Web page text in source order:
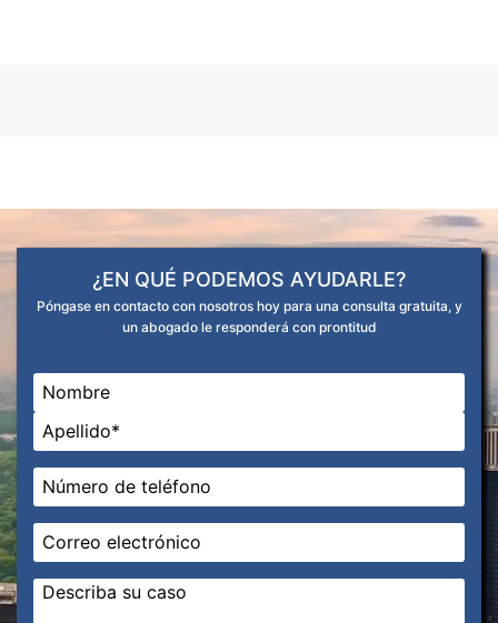
¿EN QUÉ PODEMOS AYUDARLE?
Póngase en contacto con nosotros hoy para una consulta gratuita, y
un abogado le responderá con prontitud
Nombre
En primer lugar
Última
Teléfono*
Correo
electrónico*
Mensaje*